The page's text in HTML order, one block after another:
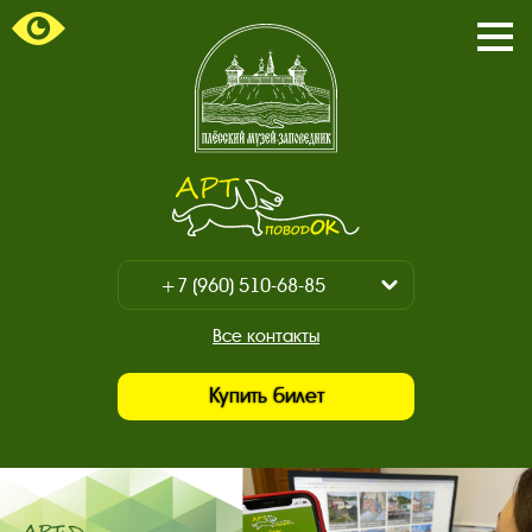
страница.
Показать
+7 (960) 510-68-85
+7 (930) 347-67-70
Все контакты
Купить билет